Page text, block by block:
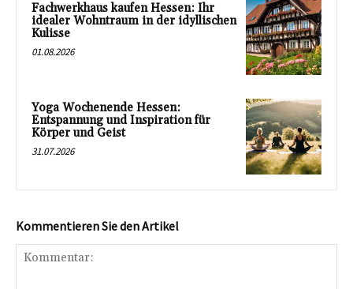
Fachwerkhaus kaufen Hessen: Ihr
idealer Wohntraum in der idyllischen
Kulisse
01.08.2026
Yoga Wochenende Hessen:
Entspannung und Inspiration für
Körper und Geist
31.07.2026
Kommentieren Sie den Artikel